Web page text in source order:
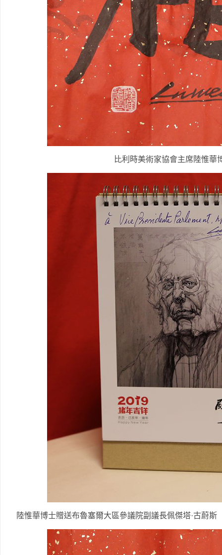
比利時美術家協會主席陸惟華
陸惟華博士贈送布魯塞爾大區參議院副議長佩傑塔·古蔚